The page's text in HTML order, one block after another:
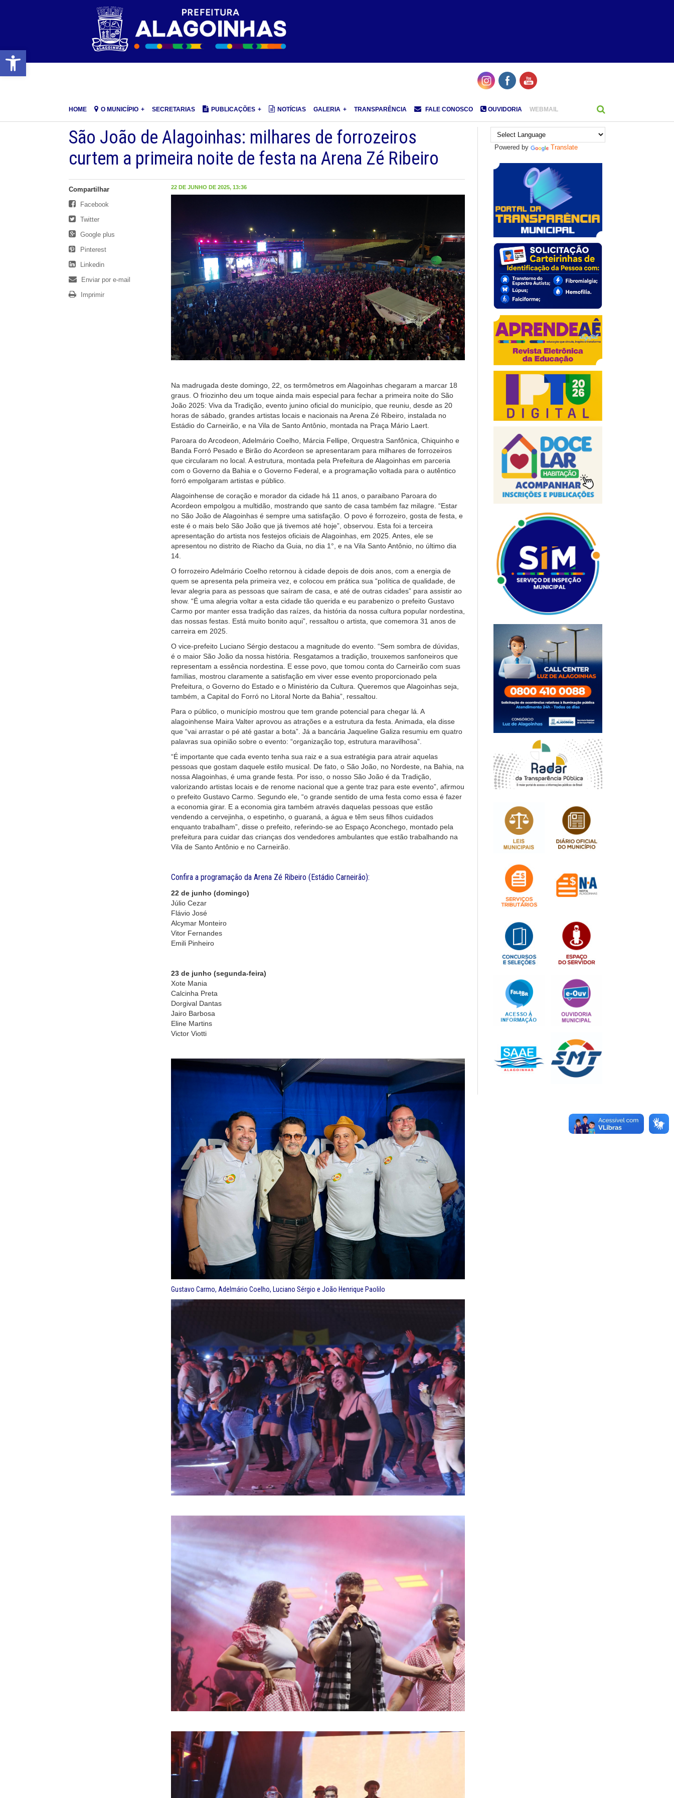
Barra de Ferramentas Aberta
HOME O MUNICÍPIO SECRETARIAS PUBLICAÇÕES NOTÍCIAS GALERIA TRANSPARÊNCIA FALE CONOSCO OUVIDORIA WEBMAIL
São João de Alagoinhas: milhares de forrozeiros
curtem a primeira noite de festa na Arena Zé Ribeiro
22 DE JUNHO DE 2025, 13:36
Na madrugada deste domingo, 22, os termômetros em Alagoinhas chegaram a marcar 18
graus. O friozinho deu um toque ainda mais especial para fechar a primeira noite do São
João 2025: Viva da Tradição, evento junino oficial do município, que reuniu, desde as 20
horas de sábado, grandes artistas locais e nacionais na Arena Zé Ribeiro, instalada no
Estádio do Carneirão, e na Vila de Santo Antônio, montada na Praça Mário Laert.
Paroara do Arcodeon, Adelmário Coelho, Márcia Fellipe, Orquestra Sanfônica, Chiquinho e
Banda Forró Pesado e Birão do Acordeon se apresentaram para milhares de forrozeiros
que circularam no local. A estrutura, montada pela Prefeitura de Alagoinhas em parceria
com o Governo da Bahia e o Governo Federal, e a programação voltada para o autêntico
forró empolgaram artistas e público.
Alagoinhense de coração e morador da cidade há 11 anos, o paraibano Paroara do
Acordeon empolgou a multidão, mostrando que santo de casa também faz milagre. “Estar
no São João de Alagoinhas é sempre uma satisfação. O povo é forrozeiro, gosta de festa, e
este é o mais belo São João que já tivemos até hoje”, observou. Esta foi a terceira
apresentação do artista nos festejos oficiais de Alagoinhas, em 2025. Antes, ele se
apresentou no distrito de Riacho da Guia, no dia 1°, e na Vila Santo Antônio, no último dia
14.
O forrozeiro Adelmário Coelho retornou à cidade depois de dois anos, com a energia de
quem se apresenta pela primeira vez, e colocou em prática sua “política de qualidade, de
levar alegria para as pessoas que saíram de casa, e até de outras cidades” para assistir ao
show. “É uma alegria voltar a esta cidade tão querida e eu parabenizo o prefeito Gustavo
Carmo por manter essa tradição das raízes, da história da nossa cultura popular nordestina,
das nossas festas. Está muito bonito aqui”, ressaltou o artista, que comemora 31 anos de
carreira em 2025.
O vice-prefeito Luciano Sérgio destacou a magnitude do evento. “Sem sombra de dúvidas,
é o maior São João da nossa história. Resgatamos a tradição, trouxemos sanfoneiros que
representam a essência nordestina. E esse povo, que tomou conta do Carneirão com suas
famílias, mostrou claramente a satisfação em viver esse evento proporcionado pela
Prefeitura, o Governo do Estado e o Ministério da Cultura. Queremos que Alagoinhas seja,
também, a Capital do Forró no Litoral Norte da Bahia”, ressaltou.
Para o público, o município mostrou que tem grande potencial para chegar lá. A
alagoinhense Maira Valter aprovou as atrações e a estrutura da festa. Animada, ela disse
que “vai arrastar o pé até gastar a bota”. Já a bancária Jaqueline Galiza resumiu em quatro
palavras sua opinião sobre o evento: “organização top, estrutura maravilhosa”.
“É importante que cada evento tenha sua raiz e a sua estratégia para atrair aquelas
pessoas que gostam daquele estilo musical. De fato, o São João, no Nordeste, na Bahia, na
nossa Alagoinhas, é uma grande festa. Por isso, o nosso São João é da Tradição,
valorizando artistas locais e de renome nacional que a gente traz para este evento”, afirmou
o prefeito Gustavo Carmo. Segundo ele, “o grande sentido de uma festa como essa é fazer
a economia girar. E a economia gira também através daquelas pessoas que estão
vendendo a cervejinha, o espetinho, o guaraná, a água e têm seus filhos cuidados
enquanto trabalham”, disse o prefeito, referindo-se ao Espaço Aconchego, montado pela
prefeitura para cuidar das crianças dos vendedores ambulantes que estão trabalhando na
Vila de Santo Antônio e no Carneirão.
Confira a programação da Arena Zé Ribeiro (Estádio Carneirão):
22 de junho (domingo)
Júlio Cezar
Flávio José
Alcymar Monteiro
Vitor Fernandes
Emili Pinheiro
23 de junho (segunda-feira)
Xote Mania
Calcinha Preta
Dorgival Dantas
Jairo Barbosa
Eline Martins
Victor Viotti
Gustavo Carmo, Adelmário Coelho, Luciano Sérgio e João Henrique Paolilo
Compartilhar
Facebook
Twitter
Google plus
Pinterest
Linkedin
Enviar por e-mail
Imprimir
Powered by Translate